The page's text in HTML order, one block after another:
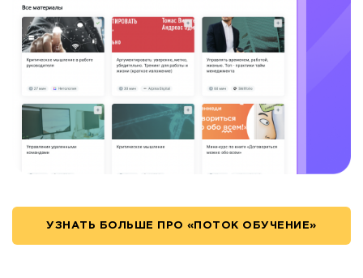
УЗНАТЬ БОЛЬШЕ ПРО «ПОТОК ОБУЧЕНИЕ»